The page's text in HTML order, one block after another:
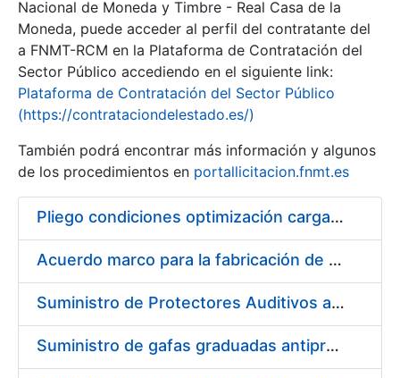
Mostrar/Ocultar
Nacional de Moneda y Timbre - Real Casa de la
Moneda, puede acceder al perfil del contratante del
a FNMT-RCM en la Plataforma de Contratación del
Sector Público accediendo en el siguiente link:
Plataforma de Contratación del Sector Público
(https://contrataciondelestado.es/)
También podrá encontrar más información y algunos
de los procedimientos en portallicitacion.fnmt.es
Pliego condiciones optimización cargas compras firmado
Acuerdo marco para la fabricación de piezas
Suministro de Protectores Auditivos a medida para las personas trabajadoras de los Centros de Trabajo de Madrid y Burgos
Suministro de gafas graduadas antiproyecciones para los trabajadores de la FNMT-RCM en los centros de trabajo de Madrid y Burgos